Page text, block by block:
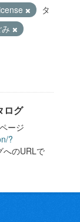
タ
み
ログ
ージ
?
へのURLで